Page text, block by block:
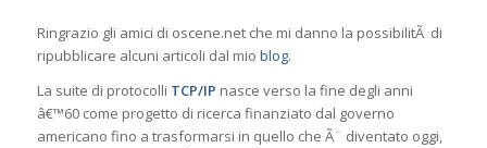
Ringrazio gli amici di oscene.net che mi danno la possibilitÃ di
ripubblicare alcuni articoli dal mio blog.
La suite di protocolli TCP/IP nasce verso la fine degli anni
â€™60 come progetto di ricerca finanziato dal governo
americano fino a trasformarsi in quello che Ã¨ diventato oggi,